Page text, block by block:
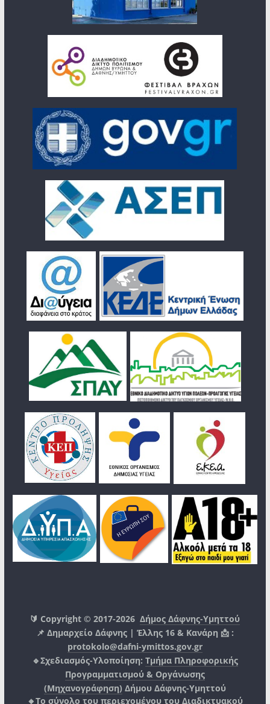
🔰 Copyright © 2017-2026Δήμος Δάφνης-Υμηττού
📌 Δημαρχείο Δάφνης | Έλλης 16 & Κανάρη 📩 :
protokolo@dafni-ymittos.gov.gr
🔹Σχεδιασμός-Υλοποίηση: Τμήμα Πληροφορικής
Προγραμματισμού & Οργάνωσης
(Μηχανογράφηση) Δήμου Δάφνης-Υμηττού
🔸Το σύνολο του περιεχομένου του Διαδικτυακού